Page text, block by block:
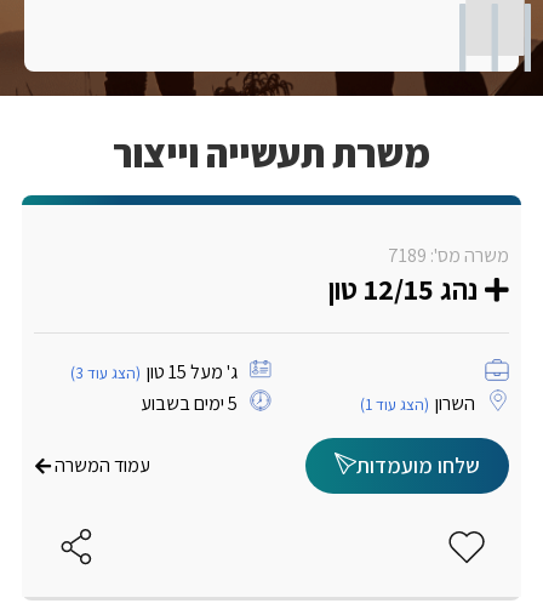
משרת תעשייה וייצור
משרה מס': 7189
נהג 12/15 טון
ג' מעל 15 טון (הצג עוד 3)
השרון (הצג עוד 1) 5 ימים בשבוע
שלחו מועמדות עמוד המשרה